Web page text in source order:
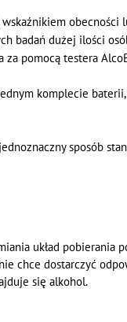
badań dużej ilości
za pomocą testera
komplecie
sposób
układ pobierania
chce dostarczyć
się alkohol.